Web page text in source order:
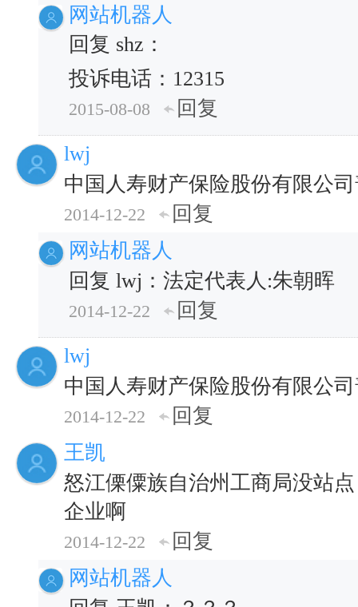
网站机器人
回复 shz：
投诉电话：12315
2015-08-08
回复
lwj
中国人寿财产保险股份有限公
2014-12-22
回复
网站机器人
回复 lwj：法定代表人:朱朝晖
2014-12-22
回复
lwj
中国人寿财产保险股份有限公
2014-12-22
回复
王凯
怒江傈僳族自治州工商局没站
企业啊
2014-12-22
回复
网站机器人